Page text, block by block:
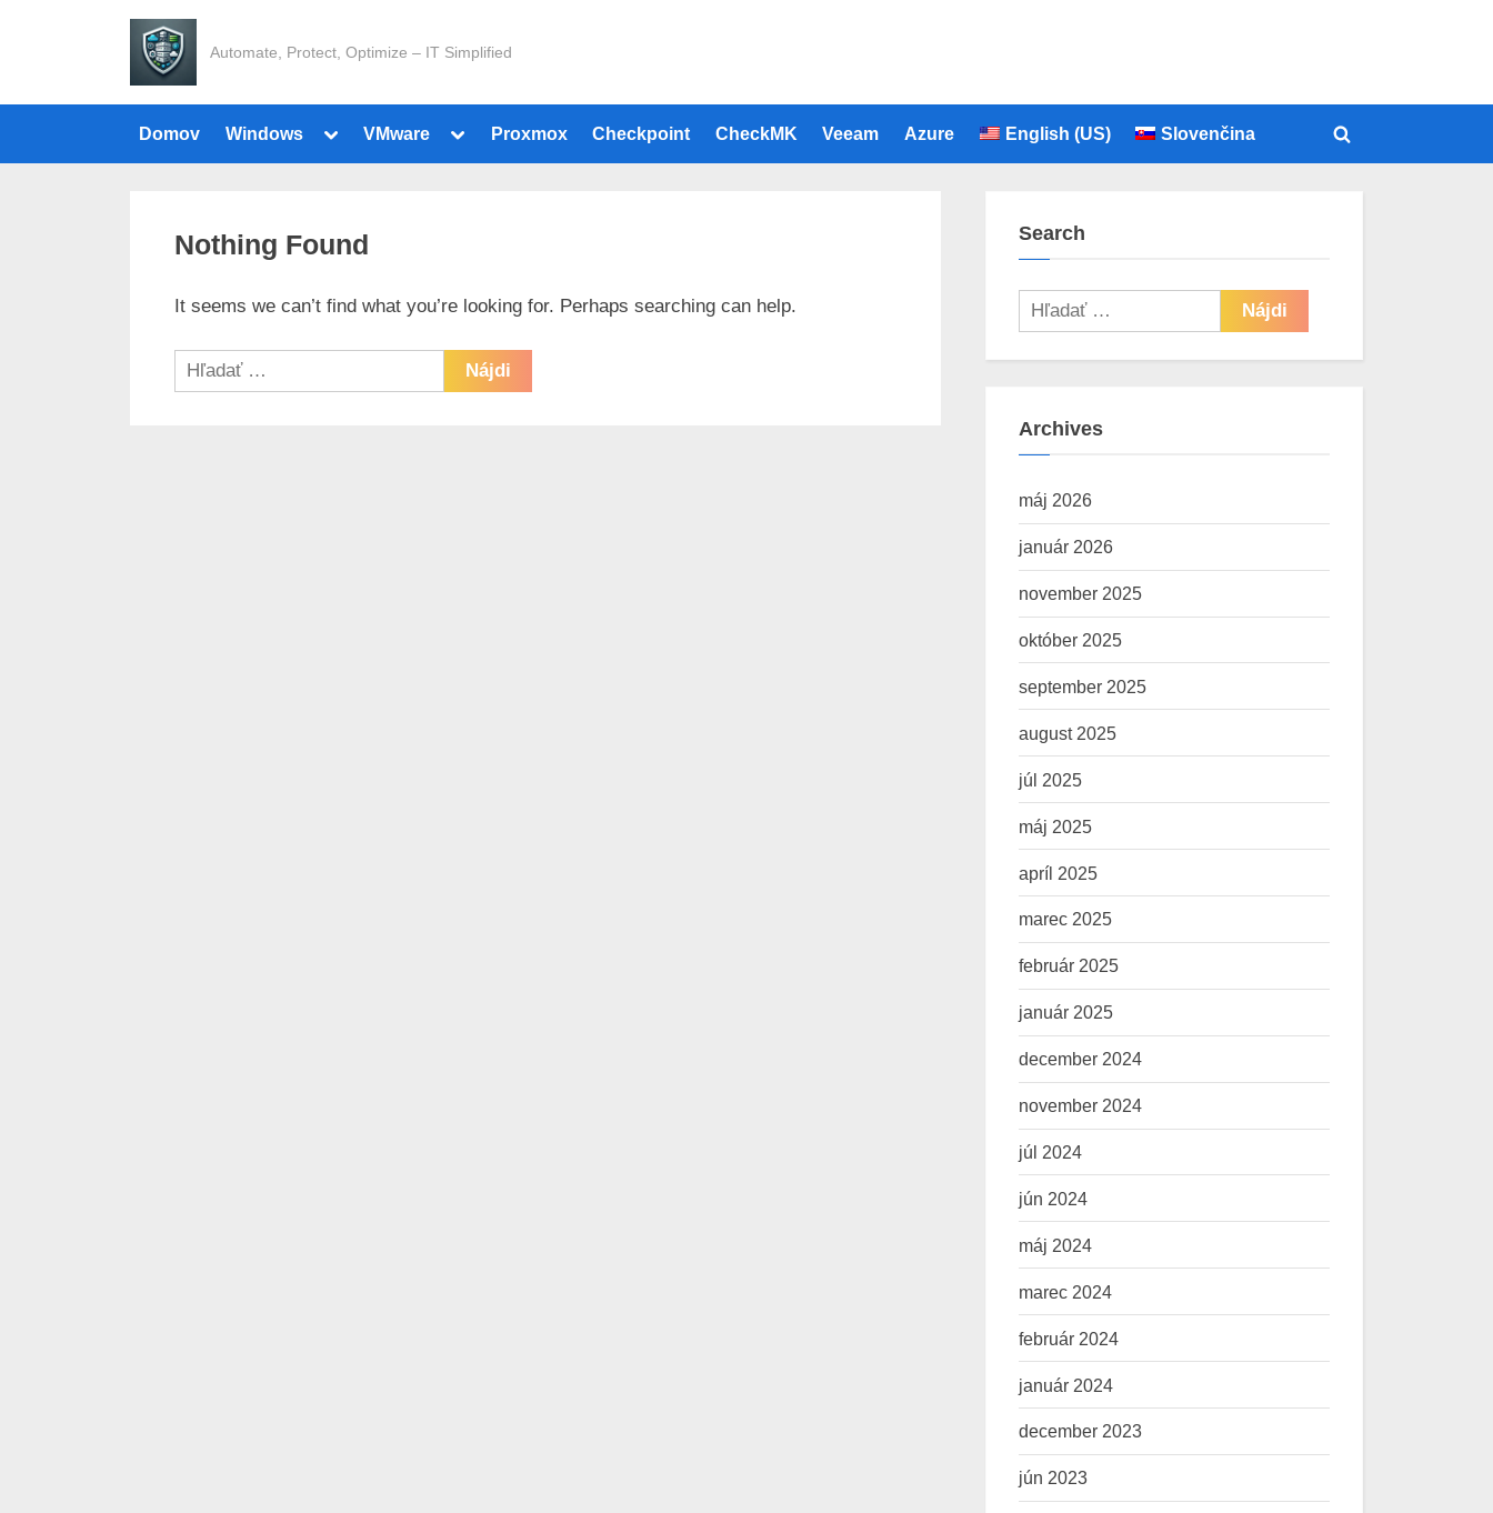
Automate, Protect, Optimize – IT Simplified
Domov Windows
Toggle
menu
VMware
Toggle
menu
Proxmox Checkpoint CheckMK Veeam Azure English (US) Slovenčina
Toggle
Nothing Found
It seems we can’t find what you’re looking for. Perhaps searching can help.
Hľadať:
Search
Hľadať:
Archives
máj 2026
január 2026
november 2025
október 2025
september 2025
august 2025
júl 2025
máj 2025
apríl 2025
marec 2025
február 2025
január 2025
december 2024
november 2024
júl 2024
jún 2024
máj 2024
marec 2024
február 2024
január 2024
december 2023
jún 2023